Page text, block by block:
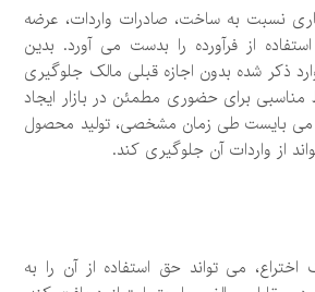
نسبت به ساخت، صادرات واردات، عرضه
از فرآورده را بدست می آورد. بدین
ذکر شده بدون اجازه قبلی مالک جلوگیری
برای حضوری مطمئن در بازار ایجاد
می بایست طی زمان مشخصی، تولید محصول
از واردات آن جلوگیری کند.
می تواند حق استفاده از آن را به